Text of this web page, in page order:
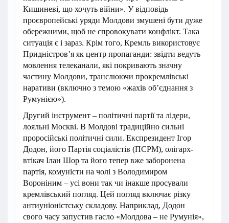
Кишиневі, що хочуть війни». У відповідь
проєвропейські уряди Молдови змушені бути дуже
обережними, щоб не спровокувати конфлікт. Така
ситуація є і зараз. Крім того, Кремль використовує
Придністров’я як центр пропаганди: звідти ведуть
мовлення телеканали, які покривають значну
частину Молдови, транслюючи прокремлівські
наративи (включно з темою «жахів об’єднання з
Румунією»).
Другий інструмент – політичні партії та лідери,
лояльні Москві. В Молдові традиційно сильні
проросійські політичні сили. Експрезидент Ігор
Додон, його Партія соціалістів (ПСРМ), олігарх-
втікач Ілан Шор та його тепер вже заборонена
партія, комуністи на чолі з Володимиром
Вороніним – усі вони так чи інакше просували
кремлівський погляд. Цей погляд включає різку
антиуніоністську складову. Наприклад, Додон
свого часу запустив гасло «Молдова – не Румунія»,